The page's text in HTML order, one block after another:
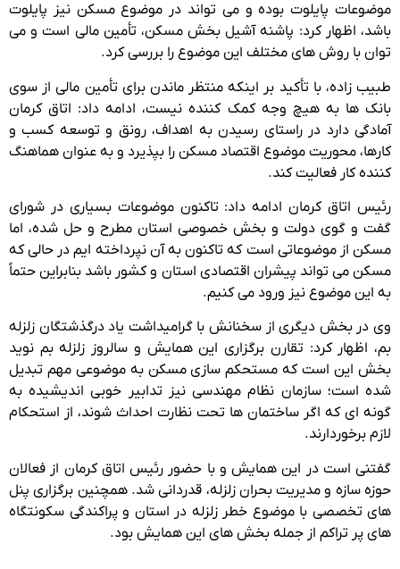
موضوعات پایلوت بوده و می تواند در موضوع مسکن نیز پایلوت
باشد، اظهار کرد: پاشنه آشیل بخش مسکن، تأمین مالی است و می
توان با روش های مختلف این موضوع را بررسی کرد.
طبیب زاده، با تأکید بر اینکه منتظر ماندن برای تأمین مالی از سوی
بانک ها به هیچ وجه کمک کننده نیست، ادامه داد: اتاق کرمان
آمادگی دارد در راستای رسیدن به اهداف، رونق و توسعه کسب و
کارها، محوریت موضوع اقتصاد مسکن را بپذیرد و به عنوان هماهنگ
کننده کار فعالیت کند.
رئیس اتاق کرمان ادامه داد: تاکنون موضوعات بسیاری در شورای
گفت و گوی دولت و بخش خصوصی استان مطرح و حل شده، اما
مسکن از موضوعاتی است که تاکنون به آن نپرداخته ایم در حالی که
مسکن می تواند پیشران اقتصادی استان و کشور باشد بنابراین حتماً
به این موضوع نیز ورود می کنیم.
وی در بخش دیگری از سخنانش با گرامیداشت یاد درگذشتگان زلزله
بم، اظهار کرد: تقارن برگزاری این همایش و سالروز زلزله بم نوید
بخش این است که مستحکم سازی مسکن به موضوعی مهم تبدیل
شده است؛ سازمان نظام مهندسی نیز تدابیر خوبی اندیشیده به
گونه ای که اگر ساختمان ها تحت نظارت احداث شوند، از استحکام
لازم برخوردارند.
گفتنی است در این همایش و با حضور رئیس اتاق کرمان از فعالان
حوزه سازه و مدیریت بحران زلزله، قدردانی شد. همچنین برگزاری پنل
های تخصصی با موضوع خطر زلزله در استان و پراکندگی سکونتگاه
های پر تراکم از جمله بخش های این همایش بود.